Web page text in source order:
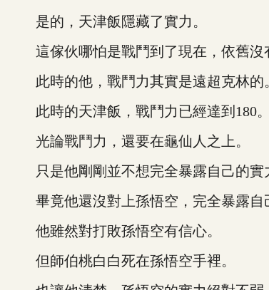
是的，天津飯隱藏了實力。
這傢伙哪怕是戰鬥到了現在，依舊沒
此時的他，戰鬥力其實是遠超克林的
此時的天津飯，戰鬥力已經達到180。
光論戰鬥力，還要在龜仙人之上。
只是他剛剛並不想完全暴露自己的實
畢竟他還沒對上孫悟空，完全暴露自
他雖然對打敗孫悟空有信心。
但師伯桃白白死在孫悟空手裡。